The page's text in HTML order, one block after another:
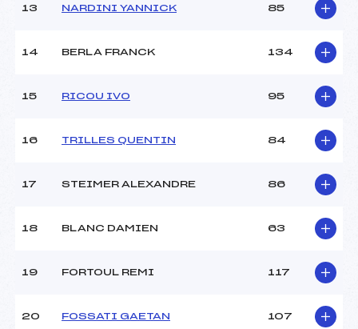
Ouvreurs C :
Ouvreurs E :
Pénalité appliquée :
105.5300
13 NARDINI YANNICK 85
14 BERLA FRANCK 134
15 RICOU IVO 95
16 TRILLES QUENTIN 84
17 STEIMER ALEXANDRE 86
18 BLANC DAMIEN 63
19 FORTOUL REMI 117
20 FOSSATI GAETAN 107